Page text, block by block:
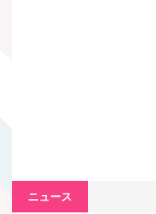
ニュース